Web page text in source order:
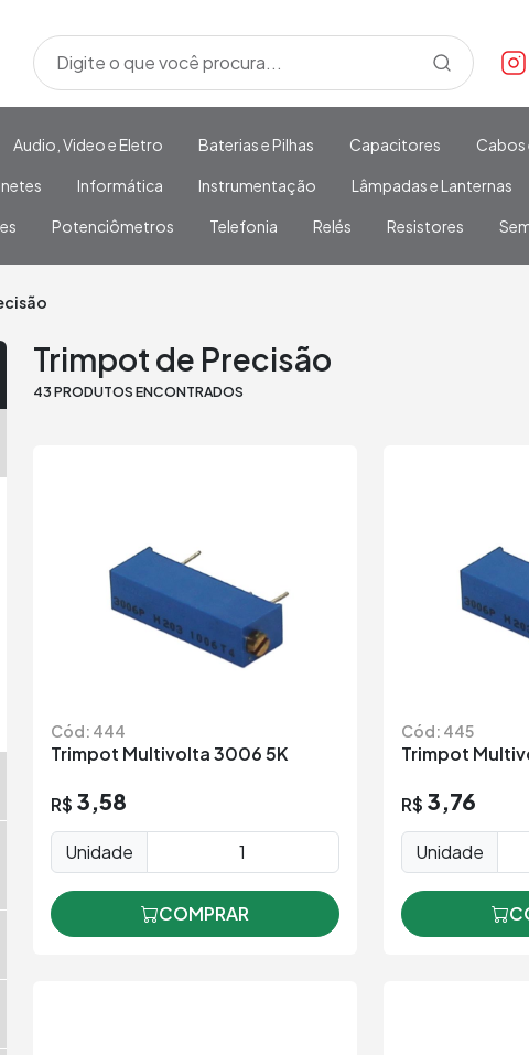
Audio, Video e Eletro Baterias e Pilhas Capacitores Cabos
Informática Instrumentação Lâmpadas e Lanternas
Potenciômetros Telefonia Relés Resistores
Trimpot de Precisão
43 PRODUTOS ENCONTRADOS
Cód: 444
Trimpot Multivolta 3006 5K
R$ 3,58
Unidade
COMPRAR
Cód: 445
Trimpot
R$ 3,76
Unidade